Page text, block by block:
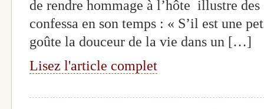
de rendre hommage à l’hôte illustre
confessa en son temps : « S’il est une
goûte la douceur de la vie dans un […]
Lisez l'article complet